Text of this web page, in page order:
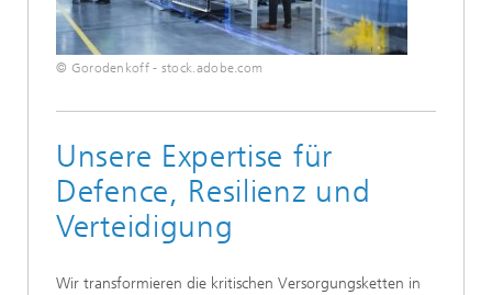
© Gorodenkoff - stock.adobe.com
Unsere Expertise für
Defence, Resilienz und
Verteidigung
Wir transformieren die kritischen Versorgungsketten in